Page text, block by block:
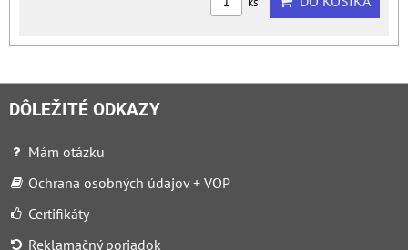
DÔLEŽITÉ ODKAZY
Mám otázku
Ochrana osobných údajov + VOP
Certifikáty
Reklamačný poriadok